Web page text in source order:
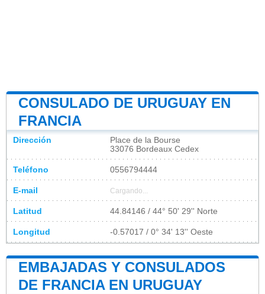
CONSULADO DE URUGUAY EN
FRANCIA
Dirección
Place de la Bourse
33076 Bordeaux Cedex
Teléfono 0556794444
E-mail Cargando...
Latitud 44.84146 / 44° 50' 29'' Norte
Longitud -0.57017 / 0° 34' 13'' Oeste
EMBAJADAS Y CONSULADOS
DE FRANCIA EN URUGUAY